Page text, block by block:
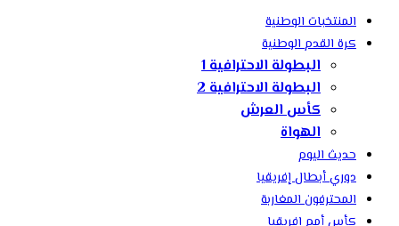
المنتخبات الوطنية
كرة القدم الوطنية
البطولة الاحترافية 1
البطولة الاحترافية 2
كأس العرش
الهواة
حديث اليوم
دوري أبطال إفريقيا
المحترفون المغاربة